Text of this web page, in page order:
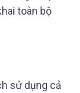
toàn bộ
sử dụng cả